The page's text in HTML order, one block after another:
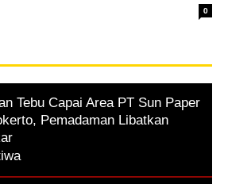
0
Tebu Capai Area PT Sun Paper
Pemadaman Libatkan
,